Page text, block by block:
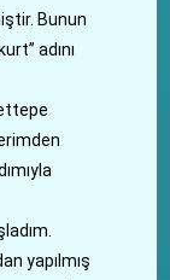
Bunun
adını
yapılmış